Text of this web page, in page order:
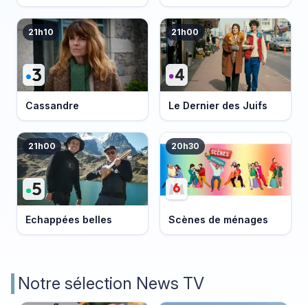
21h10
Cassandre
21h00
Le Dernier des Juifs
21h00
Echappées belles
20h30
Scènes de ménages
Notre sélection News TV